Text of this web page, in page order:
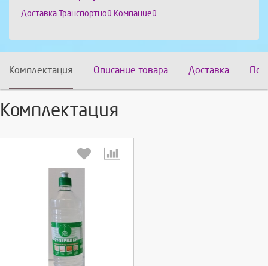
Доставка Транспортной Компанией
Комплектация Описание товара Доставка
Комплектация
Выберите количество: